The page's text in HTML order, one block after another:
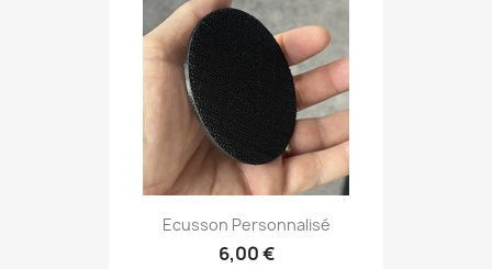
Ecusson Personnalisé
6,00 €